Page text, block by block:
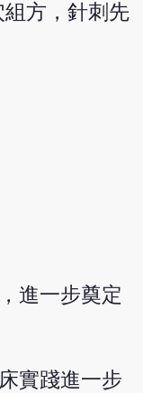
方，針刺先
進一步奠定
實踐進一步